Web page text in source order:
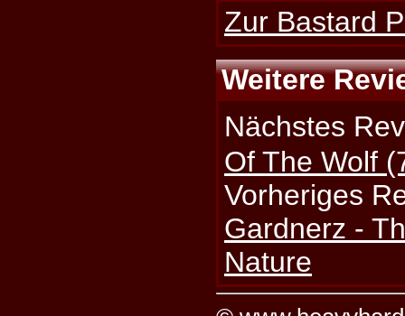
Zur Bastard
Weitere
Nächstes
Of The Wolf
Vorheriges
Gardnerz -
Nature